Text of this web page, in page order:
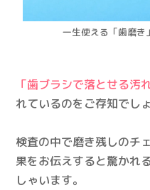
一生使える「歯磨き
「歯ブラシで落とせる汚
れているのをご存知でし
検査の中で磨き残しのチ
果をお伝えすると驚かれ
しゃいます。